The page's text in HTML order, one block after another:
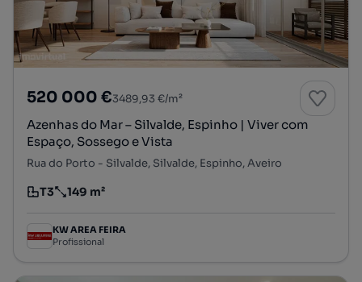
520 000 €3489,93 €/m²
Azenhas do Mar – Silvalde, Espinho | Viver com
Espaço, Sossego e Vista
Rua do Porto - Silvalde, Silvalde, Espinho, Aveiro
Tipologia
T3
Preço por metro quadrado
149 m²
KW AREA FEIRA
Profissional